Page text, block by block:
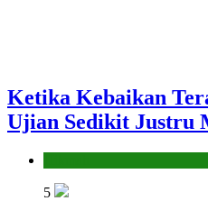
Ketika Kebaikan
Ujian Sedikit Justru
5